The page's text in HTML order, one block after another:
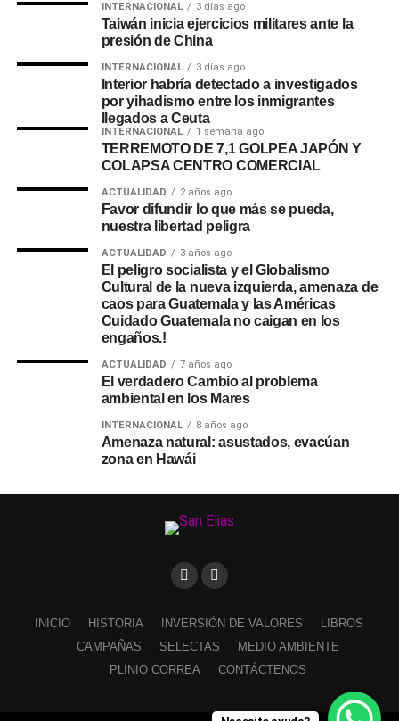
INTERNACIONAL 3 días ago
Taiwán inicia ejercicios militares ante la
presión de China
INTERNACIONAL 3 días ago
Interior habría detectado a investigados
por yihadismo entre los inmigrantes
llegados a Ceuta
INTERNACIONAL 1 semana ago
TERREMOTO DE 7,1 GOLPEA JAPÓN Y
COLAPSA CENTRO COMERCIAL
ACTUALIDAD 2 años ago
Favor difundir lo que más se pueda,
nuestra libertad peligra
ACTUALIDAD 3 años ago
El peligro socialista y el Globalismo
Cultural de la nueva izquierda, amenaza de
caos para Guatemala y las Américas
Cuidado Guatemala no caigan en los
engaños.!
ACTUALIDAD 7 años ago
El verdadero Cambio al problema
ambiental en los Mares
INTERNACIONAL 8 años ago
Amenaza natural: asustados, evacúan
zona en Hawái
INICIO HISTORIA INVERSIÓN DE VALORES
LIBROS
CAMPAÑAS
SELECTAS
MEDIO AMBIENTE
PLINIO CORREA
CONTÁCTENOS